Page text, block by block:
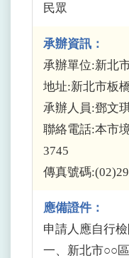
民眾
承辦資訊：
承辦單位:新北
地址:新北市板
承辦人員:鄧文
聯絡電話:本市
3745
傳真號碼
應備證件：
申請人應自行檢
一、新北市○○